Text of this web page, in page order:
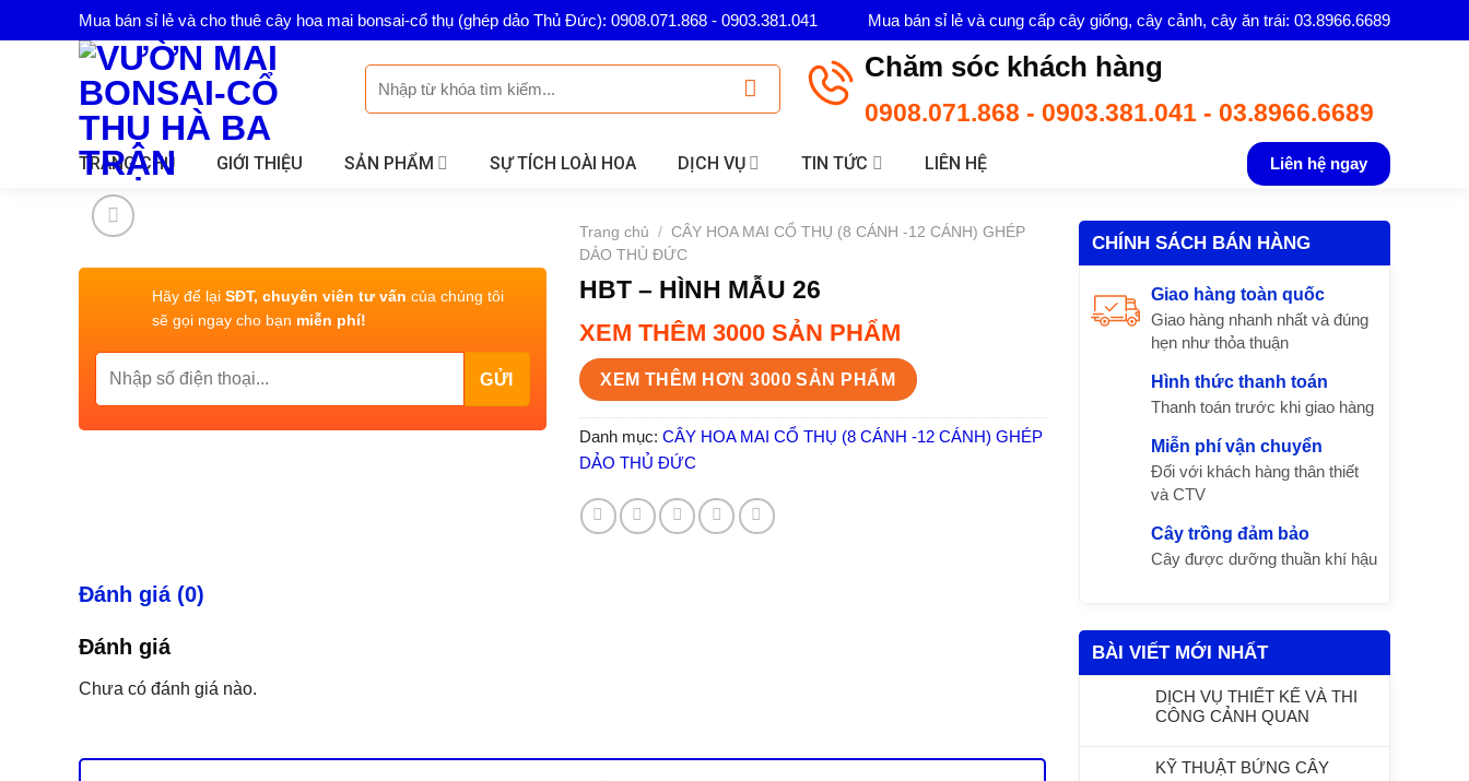
to
Mua bán sỉ lẻ và cho thuê cây hoa mai bonsai-cổ thụ (ghép dảo Thủ Đức): 0908.071.868 - 0903.381.041 Mua bán sỉ lẻ và cung cấp cây giống, cây cảnh, cây ăn trái: 03.8966.6689
kiếm:
Chăm sóc khách hàng
0908.071.868 - 0903.381.041 - 03.8966.6689
TRANG CHỦ GIỚI THIỆU SẢN PHẨM SỰ TÍCH LOÀI HOA DỊCH VỤ TIN TỨC LIÊN HỆ Liên hệ ngay
CHÍNH SÁCH BÁN HÀNG
Giao hàng toàn quốc
Giao hàng nhanh nhất và đúng
hẹn như thỏa thuận
Hình thức thanh toán
Thanh toán trước khi giao hàng
Miễn phí vận chuyển
Đối với khách hàng thân thiết
và CTV
Cây trồng đảm bảo
Cây được dưỡng thuần khí hậu
BÀI VIẾT MỚI NHẤT
DỊCH VỤ THIẾT KẾ VÀ THI
CÔNG CẢNH QUAN
KỸ THUẬT BỨNG CÂY
Hãy để lại SĐT, chuyên viên tư vấn của chúng tôi
sẽ gọi ngay cho bạn miễn phí!
Trang chủ / CÂY HOA MAI CỔ THỤ (8 CÁNH -12 CÁNH) GHÉP
DẢO THỦ ĐỨC
HBT – HÌNH MẪU 26
XEM THÊM 3000 SẢN PHẨM
XEM THÊM HƠN 3000 SẢN PHẨM
Danh mục: CÂY HOA MAI CỔ THỤ (8 CÁNH -12 CÁNH) GHÉP
DẢO THỦ ĐỨC
Đánh giá (0)
Đánh giá
Chưa có đánh giá nào.